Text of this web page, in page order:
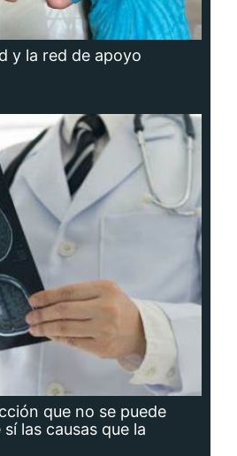
y la red de apoyo
que no se puede
las causas que la